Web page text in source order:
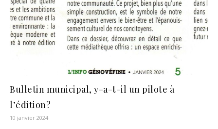
Bulletin municipal, y-a-t-il un pilote à
l’édition?
10 janvier 2024